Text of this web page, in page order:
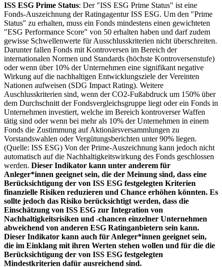
ISS ESG Prime Status: Der "ISS ESG Prime Status" ist eine
Fonds-Auszeichnung der Ratingagentur ISS ESG. Um den "Prime
Status" zu erhalten, muss ein Fonds mindestens einen gewichteten
"ESG Performance Score" von 50 erhalten haben und darf zudem
gewisse Schwellenwerte für Ausschlusskriterien nicht überschreiten.
Darunter fallen Fonds mit Kontroversen im Bereich der
internationalen Normen und Standards (höchste Kontroversenstufe)
oder wenn über 10% der Unternehmen eine signifikant negative
Wirkung auf die nachhaltigen Entwicklungsziele der Vereinten
Nationen aufweisen (SDG Impact Rating). Weitere
Auschlusskriterien sind, wenn der CO2-Fußabdruck um 150% über
dem Durchschnitt der Fondsvergleichsgruppe liegt oder ein Fonds in
Unternehmen investiert, welche im Bereich kontroverser Waffen
tätig sind oder wenn bei mehr als 10% der Unternehmen in einem
Fonds die Zustimmung auf Aktionärsversammlungen zu
Vorstandswahlen oder Vergütungsberichten unter 90% liegen.
(Quelle: ISS ESG) Von der Prime-Auszeichnung kann jedoch nicht
automatisch auf die Nachhaltigkeitswirkung des Fonds geschlossen
werden. Dieser Indikator kann unter anderem für
Anleger*innen geeignet sein, die der Meinung sind, dass eine
Berücksichtigung der von ISS ESG festgelegten Kriterien
finanzielle Risiken reduzieren und Chance erhöhen könnten. Es
sollte jedoch das Risiko berücksichtigt werden, dass die
Einschätzung von ISS ESG zur Integration von
Nachhaltigkeitsrisiken und -chancen einzelner Unternehmen
abweichend von anderen ESG Ratinganbietern sein kann.
Dieser Indikator kann auch für Anleger*innen geeignet sein,
die im Einklang mit ihren Werten stehen wollen und für die die
Berücksichtigung der von ISS ESG festgelegten
Mindestkriterien dafür ausreichend sind.